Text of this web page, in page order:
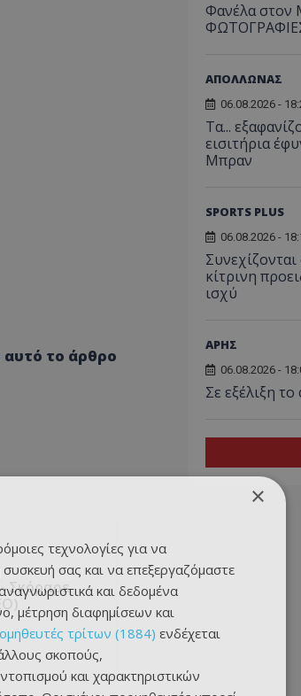
το άρθρο
Σκόραρε
Φανέλα στον
ΑΠΟΛΛΩΝΑΣ
06.08.2026 -
Τα...
εισιτήρια
Μπραν
SPORTS PLUS
06.08.2026 -
κίτρινη
ισχύ
ΑΡΗΣ
06.08.2026 -
Σε εξέλιξη
×
τεχνολογίες για να
σας και να επεξεργαζόμαστε
και δεδομένα
μέτρηση διαφημίσεων και
τρίτων (1884) ενδέχεται
σκοπούς,
και χαρακτηριστικών